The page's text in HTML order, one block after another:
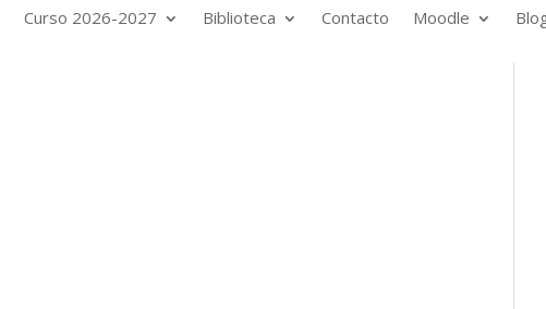
Curso 2026-2027 Biblioteca Contacto Moodle